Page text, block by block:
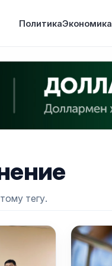
ПолитикаЭкономика
тегу.